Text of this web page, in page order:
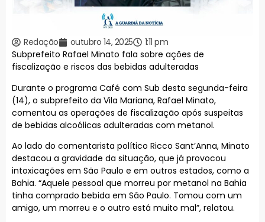
Redação outubro 14, 2025
1:11 pm
Subprefeito Rafael Minato fala sobre ações de
fiscalização e riscos das bebidas adulteradas
Durante o programa Café com Sub desta segunda-feira
(14), o subprefeito da Vila Mariana, Rafael Minato,
comentou as operações de fiscalização após suspeitas
de bebidas alcoólicas adulteradas com metanol.
Ao lado do comentarista político Ricco Sant’Anna, Minato
destacou a gravidade da situação, que já provocou
intoxicações em São Paulo e em outros estados, como a
Bahia. “Aquele pessoal que morreu por metanol na Bahia
tinha comprado bebida em São Paulo. Tomou com um
amigo, um morreu e o outro está muito mal”, relatou.